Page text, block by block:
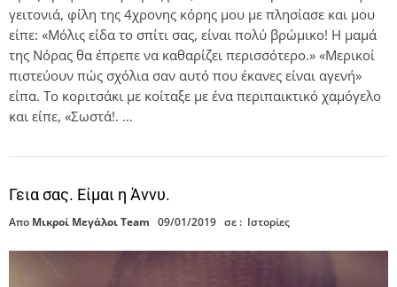
γειτονιά, φίλη της 4χρονης κόρης μου με πλησίασε και μου
είπε: «Μόλις είδα το σπίτι σας, είναι πολύ βρώμικο! Η μαμά
της Νόρας θα έπρεπε να καθαρίζει περισσότερο.» «Μερικοί
πιστεύουν πώς σχόλια σαν αυτό που έκανες είναι αγενή»
είπα. Το κοριτσάκι με κοίταξε με ένα περιπαικτικό χαμόγελο
και είπε, «Σωστά!. …
Γεια σας. Είμαι η Άννυ.
Απο Μικροί Μεγάλοι Team 09/01/2019 σε : Ιστορίες